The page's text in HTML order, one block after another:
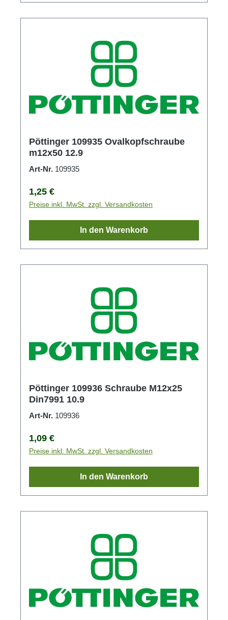
Pöttinger 109935 Ovalkopfschraube
m12x50 12.9
Art-Nr. 109935
Regulärer Preis:
1,25 €
Preise inkl. MwSt. zzgl. Versandkosten
In den Warenkorb
Pöttinger 109936 Schraube M12x25
Din7991 10.9
Art-Nr. 109936
Regulärer Preis:
1,09 €
Preise inkl. MwSt. zzgl. Versandkosten
In den Warenkorb